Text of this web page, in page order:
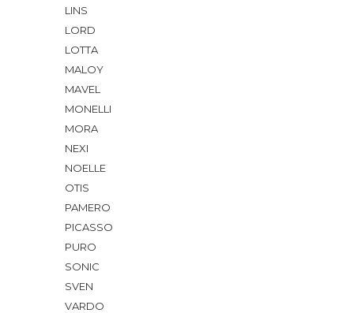
LINS
LORD
LOTTA
MALOY
MAVEL
MONELLI
MORA
NEXI
NOELLE
OTIS
PAMERO
PICASSO
PURO
SONIC
SVEN
VARDO